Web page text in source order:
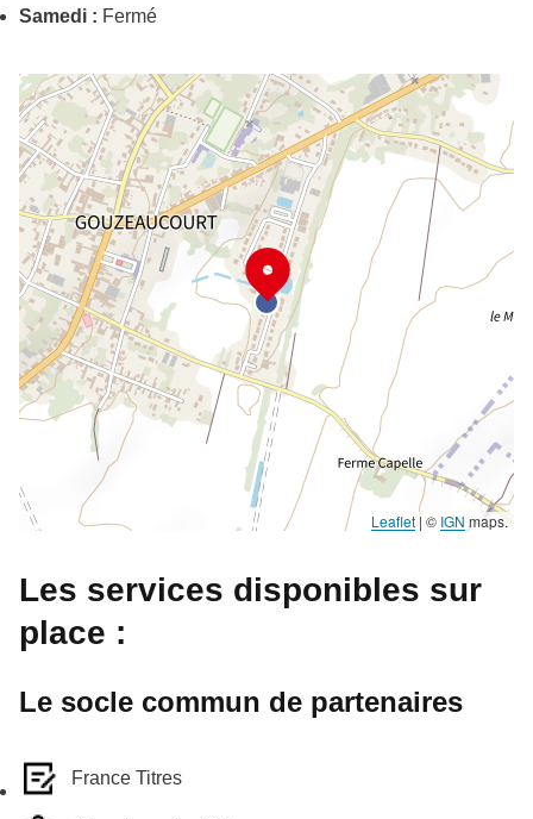
Samedi : Fermé
Leaflet | © IGN maps.
Les services disponibles sur
place :
Le socle commun de partenaires
France Titres